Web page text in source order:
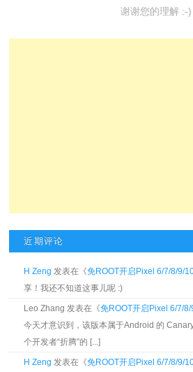
谢谢您的理解 :-)
近期评论
H Zeng 发表在《免ROOT开启Pixel 6/7/8/9/
享！我还不知道这事儿呢 :)
Leo Zhang 发表在《免ROOT开启Pixel 6/7/
今天才意识到，该版本属于Android 的
个开发者“折腾”的 [...]
H Zeng 发表在《免ROOT开启Pixel 6/7/8/9/